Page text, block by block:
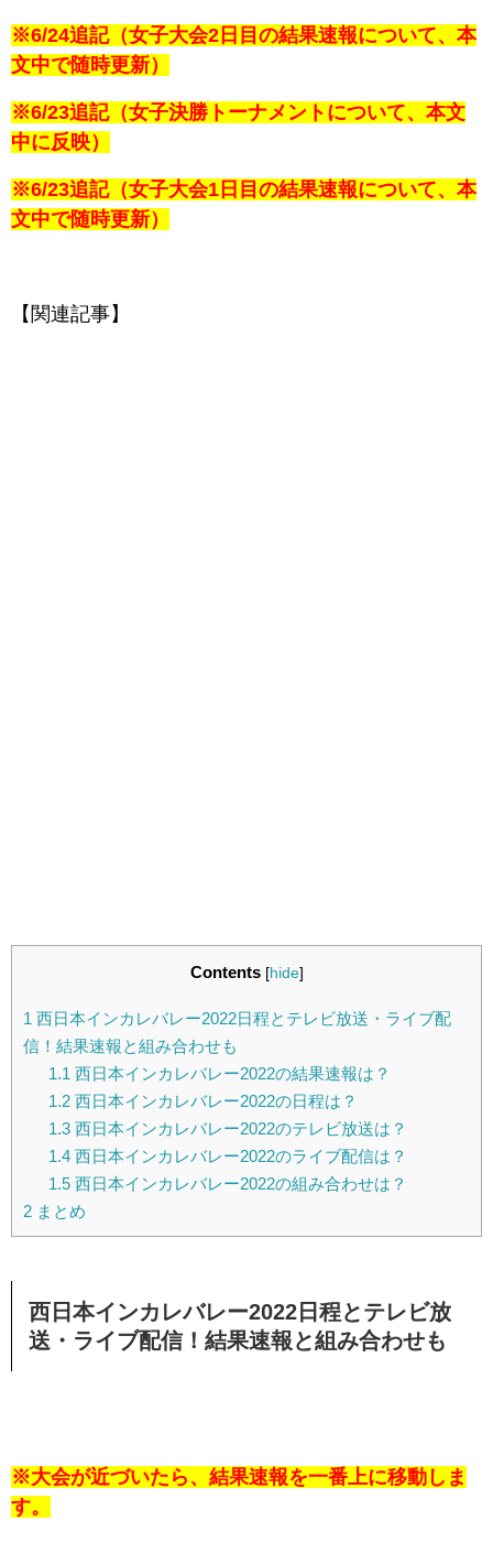
※6/24追記（女子大会2日目の結果速報について、本
文中で随時更新）
※6/23追記（女子決勝トーナメントについて、本文
中に反映）
※6/23追記（女子大会1日目の結果速報について、本
文中で随時更新）
【関連記事】
Contents [hide]
1 西日本インカレバレー2022日程とテレビ放送・ライブ配
信！結果速報と組み合わせも
1.1 西日本インカレバレー2022の結果速報は？
1.2西日本インカレバレー2022の日程は？
1.3西日本インカレバレー2022のテレビ放送は？
1.4西日本インカレバレー2022のライブ配信は？
1.5西日本インカレバレー2022の組み合わせは？
2 まとめ
西日本インカレバレー2022日程とテレビ放
送・ライブ配信！結果速報と組み合わせも
※大会が近づいたら、結果速報を一番上に移動しま
す。